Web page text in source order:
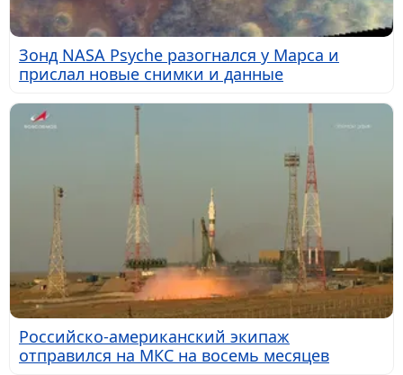
Зонд NASA Psyche разогнался у Марса и
прислал новые снимки и данные
Российско-американский экипаж
отправился на МКС на восемь месяцев